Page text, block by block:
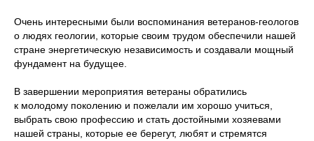
Очень интересными были воспоминания ветеранов-геологов
о людях геологии, которые своим трудом обеспечили нашей
стране энергетическую независимость и создавали мощный
фундамент на будущее.
В завершении мероприятия ветераны обратились
к молодому поколению и пожелали им хорошо учиться,
выбрать свою профессию и стать достойными хозяевами
нашей страны, которые ее берегут, любят и стремятся